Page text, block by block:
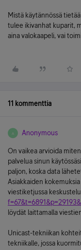
Mistä käytännössä
tulee ikivanhat kuparit,
aina valokaapeli, vai
11 kommenttia
A Anonymous
On vaikea arvioida
palvelua sinun
paljon, koska data
Asiakkaiden
viestiketjussa
löydät laittamalla
Unicast-tekniikan
tekniikalle, jossa